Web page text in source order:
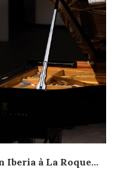
Iberia à La Roque...